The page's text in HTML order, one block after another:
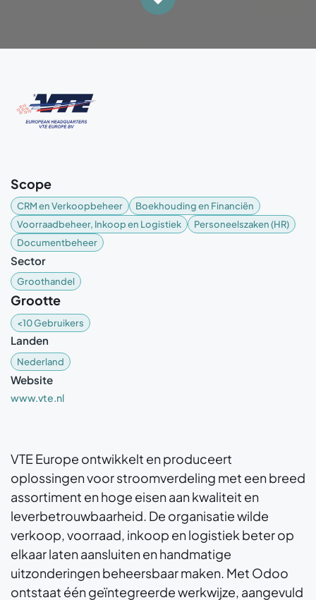
Scope
CRM en Verkoopbeheer
Boekhouding en Financiën
Voorraadbeheer, Inkoop en Logistiek
Personeelszaken (HR)
Documentbeheer
Sector
Groothandel
Grootte
<10 Gebruikers
Landen
Nederland
Website
www.vte.nl
VTE Europe ontwikkelt en produceert
oplossingen voor stroomverdeling met een breed
assortiment en hoge eisen aan kwaliteit en
leverbetrouwbaarheid. De organisatie wilde
verkoop, voorraad, inkoop en logistiek beter op
elkaar laten aansluiten en handmatige
uitzonderingen beheersbaar maken. Met Odoo
ontstaat één geïntegreerde werkwijze, aangevuld